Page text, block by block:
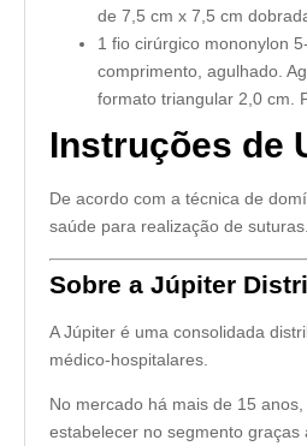
de 7,5 cm x 7,5 cm
1 fio cirúrgico mononylon
comprimento, agulhado.
formato triangular 2,0 cm.
Instruções de
De acordo com a técnica de
saúde para realização de suturas.
Sobre a Júpiter
A Júpiter é uma consolidada
médico-hospitalares.
No mercado há mais de 15
estabelecer no segmento graças